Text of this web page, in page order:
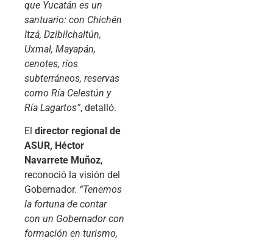
que Yucatán es un
santuario: con Chichén
Itzá, Dzibilchaltún,
Uxmal, Mayapán,
cenotes, ríos
subterráneos, reservas
como Ría Celestún y
Ría Lagartos”, detalló.
El director regional de
ASUR, Héctor
Navarrete Muñoz,
reconoció la visión del
Gobernador. “Tenemos
la fortuna de contar
con un Gobernador con
formación en turismo,